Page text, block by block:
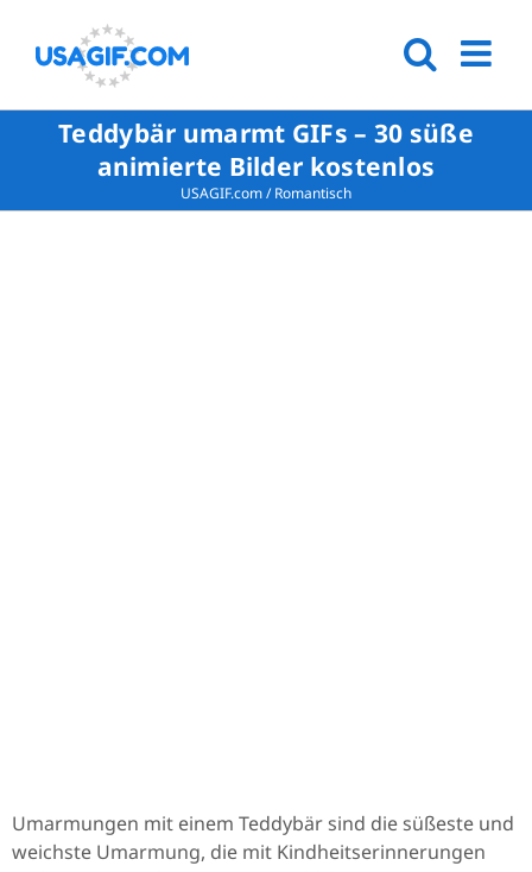
Teddybär umarmt GIFs – 30 süße
animierte Bilder kostenlos
USAGIF.com/Romantisch
Umarmungen mit einem Teddybär sind die süßeste und
weichste Umarmung, die mit Kindheitserinnerungen